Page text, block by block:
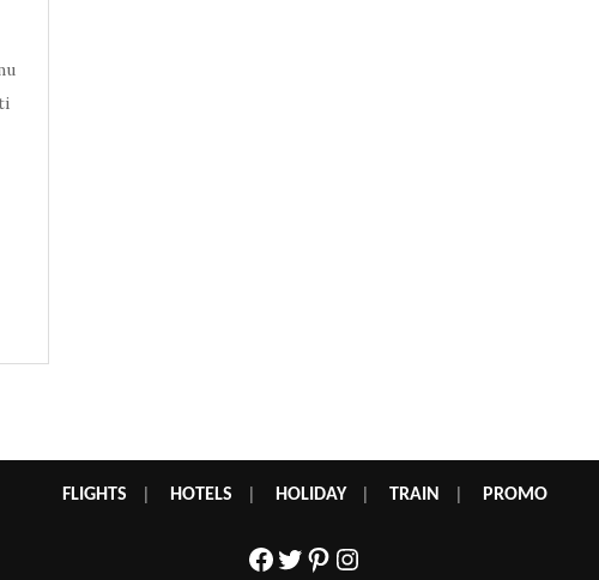
FLIGHTS HOTELS HOLIDAY| TRAIN PROMO
Facebook
Twitter
Pinterest
Instagram